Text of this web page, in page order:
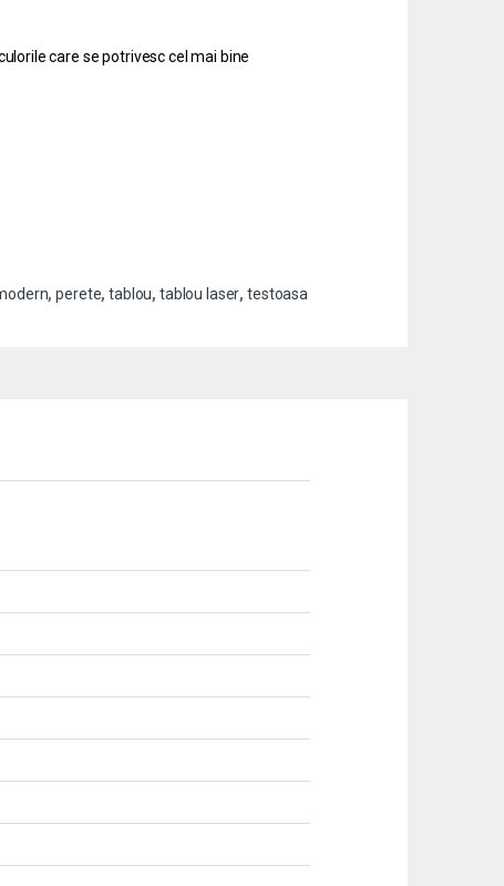
care se potrivesc cel mai bine
,perete,tablou,tablou laser,testoasa